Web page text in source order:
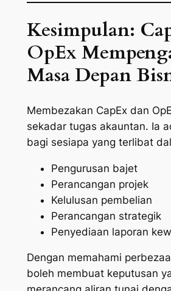
Kesimpulan:
OpEx
Masa Depan
Membezakan CapEx dan
sekadar tugas akauntan. Ia
bagi sesiapa yang terlibat
Pengurusan bajet
Perancangan projek
Kelulusan pembelian
Perancangan strategik
Penyediaan laporan
Dengan memahami
boleh membuat keputusan